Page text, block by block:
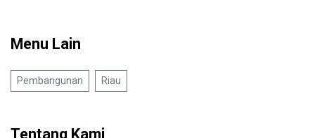
Menu Lain
Pembangunan Riau
Tentang Kami